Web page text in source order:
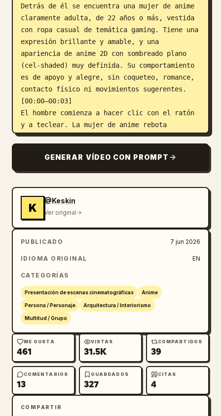
Detrás de él se encuentra una mujer de anime
claramente adulta, de 22 años o más, vestida
con ropa casual de temática gaming. Tiene una
expresión brillante y amable, y una
apariencia de anime 2D con sombreado plano
(cel-shaded) muy definida. Su comportamiento
es de apoyo y alegre, sin coqueteo, romance,
contacto físico ni movimientos sugerentes.
[00:00–00:03]
El hombre comienza a hacer clic con el ratón
y a teclear. La mujer de anime rebota
ligeramente en su sitio y hace dos pequeños
de los hombros. Ella anima con una voz alegre
de anime japonés adulto:
“¡Ganbare! ¡Ganbareee!”
[00:03–00:06]
El hombre se inclina más hacia el monitor a
medida que el juego se vuelve más intenso.
Ella da dos pasos laterales sencillos,
aplaude dos veces y dice:
“¡Sono choushi! ¡Mou sukoshi!”
[00:06–00:09]
El hombre hace un movimiento rápido con el
ratón y presiona varias teclas. Ella levanta
ambos brazos en una pose de victoria
inofensiva, saluda una vez y anima:
「がんばって！ 負けないで！」
“¡Ganbatte! ¡Makenaide!”
[00:09–00:12]
El hombre permanece concentrado mientras el
brillo del monitor parpadea de forma natural
sobre el escritorio. Ella alterna dos
GENERAR VÍDEO CON PROMPT
K
@Keskin
Ver original
PUBLICADO 7 jun 2026
IDIOMA ORIGINAL EN
CATEGORÍAS
Presentación de escenas cinematográficas Anime
Persona / Personaje Arquitectura / Interiorismo
Multitud / Grupo
ME GUSTA
461
VISTAS
31.5K
COMPARTIDOS
39
COMENTARIOS
13
GUARDADOS
327
CITAS
4
COMPARTIR